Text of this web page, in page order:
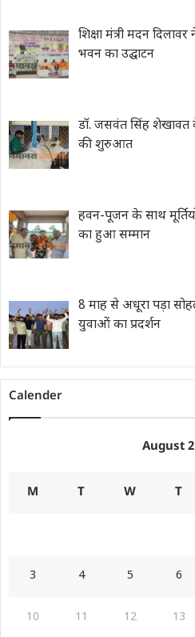
शिक्षा मंत्री मदन
भवन का उद्घाटन
डॉ. जसवंत सिंह शेखावत
की शुरुआत
हवन-पूजन के साथ मूर्तियों
का हुआ सम्मान
8 माह से अधूरा पड़ा
युवाओं का प्रदर्शन
Calender
August
M T W T
3 4 5 6
10 11 12 13